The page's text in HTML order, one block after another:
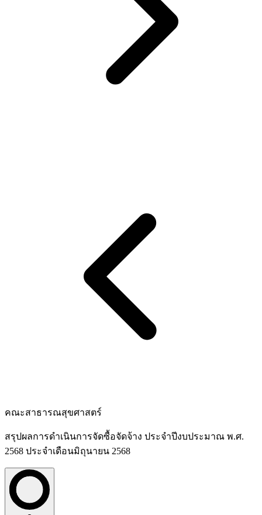
คณะสาธารณสุขศาสตร์
สรุปผลการดำเนินการจัดซื้อจัดจ้าง ประจำปีงบประมาณ พ.ศ.
2568 ประจำเดือนมิถุนายน 2568